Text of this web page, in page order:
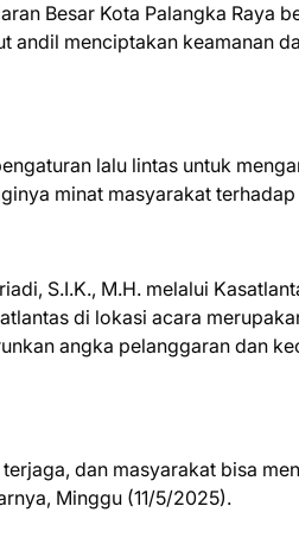
Besar Kota Palangka Raya
andil menciptakan keamanan
lalu lintas untuk
minat masyarakat
S.I.K., M.H. melalui
di lokasi acara
angka pelanggaran dan
dan masyarakat bisa
Minggu (11/5/2025).